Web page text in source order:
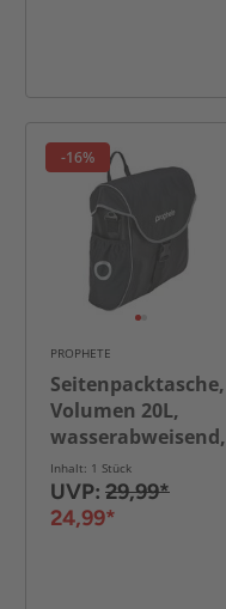
-16%
PROPHETE
Seitenpacktasche,
Volumen 20L,
wasserabweisend,
mit Reflex u.
innenliegenden
Fächern
Inhalt: 1 Stück
UVP: 29,99*
24,99*